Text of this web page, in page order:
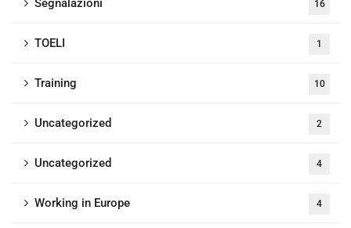
Segnalazioni 16
TOELI 1
Training 10
Uncategorized 2
Uncategorized 4
Working in Europe 4